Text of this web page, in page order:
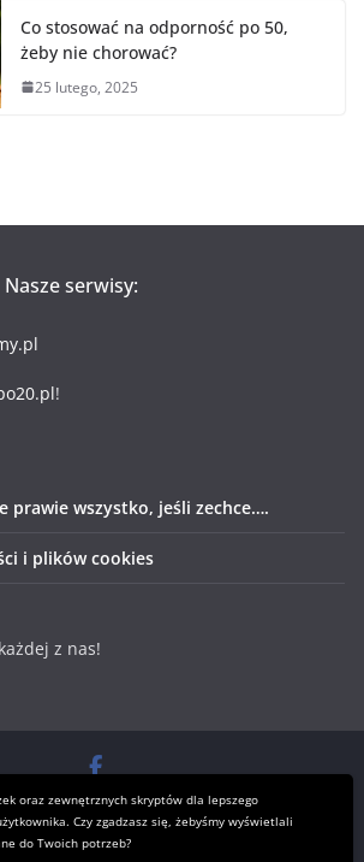
oraz zewnętrznych skryptów dla lepszego
Czy zgadzasz się, żebyśmy wyświetlali
do Twoich potrzeb?
Co stosować na odporność po 50,
żeby nie chorować?
25 lutego, 2025
serwisy:
!
prawie wszystko, jeśli zechce….
i plików cookies
z nas!
Kobieta po 50 – dla dojrzałych kobiet
prawa zastrzeżone.
stworzony przez ThemeGrill. Wspierane